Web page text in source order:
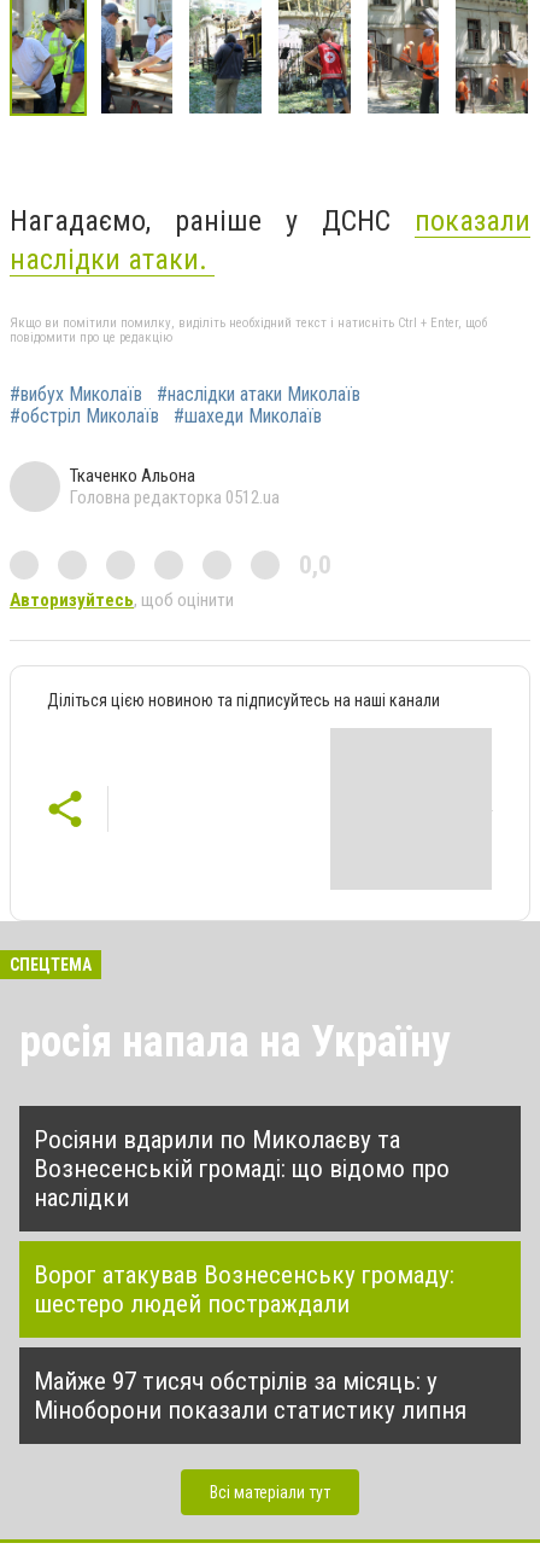
Нагадаємо, раніше у ДСНС показали
наслідки атаки.
Якщо ви помітили помилку, виділіть необхідний текст і натисніть Ctrl + Enter, щоб
повідомити про це редакцію
#вибух Миколаїв
#наслідки атаки Миколаїв
#обстріл Миколаїв
#шахеди Миколаїв
Ткаченко Альона
Головна редакторка 0512.ua
0,0
Авторизуйтесь, щоб оцінити
Діліться цією новиною та підписуйтесь на наші канали
СПЕЦТЕМА
росія напала на Україну
Росіяни вдарили по Миколаєву та
Вознесенській громаді: що відомо про
наслідки
Ворог атакував Вознесенську громаду:
шестеро людей постраждали
Майже 97 тисяч обстрілів за місяць: у
Міноборони показали статистику липня
Всі матеріали тут